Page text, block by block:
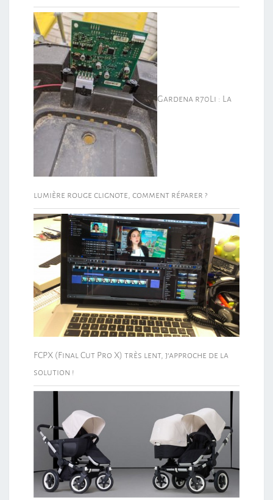
Gardena r70Li : La
lumière rouge clignote, comment réparer ?
FCPX (Final Cut Pro X) très lent, j’approche de la
solution !